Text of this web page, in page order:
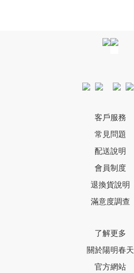
客戶服務
常見問題
配送說明
會員制度
退換貨說明
滿意度調查
了解更多
關於陽明春天
官方網站